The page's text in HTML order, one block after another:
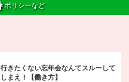
ポリシーなど
行きたくない忘年会なんてスルーして
しまえ！【働き方】